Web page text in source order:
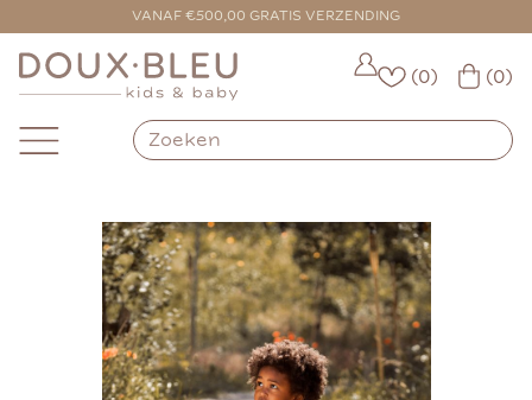
VANAF €500,00 GRATIS VERZENDING
VOOR 16:00 BESTELD = VANDAAG VERZONDEN
(0) (0)